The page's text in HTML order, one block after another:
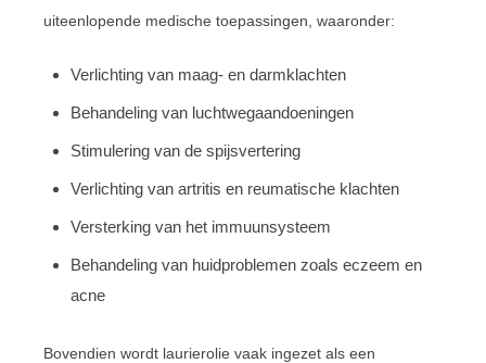
uiteenlopende medische toepassingen, waaronder:
Verlichting van maag- en darmklachten
Behandeling van luchtwegaandoeningen
Stimulering van de spijsvertering
Verlichting van artritis en reumatische klachten
Versterking van het immuunsysteem
Behandeling van huidproblemen zoals eczeem en
acne
Bovendien wordt laurierolie vaak ingezet als een